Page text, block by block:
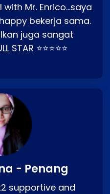
Mr. Enrico…saya
bekerja sama.
juga sangat
STAR ⭐⭐⭐⭐⭐
- Penang
supportive and